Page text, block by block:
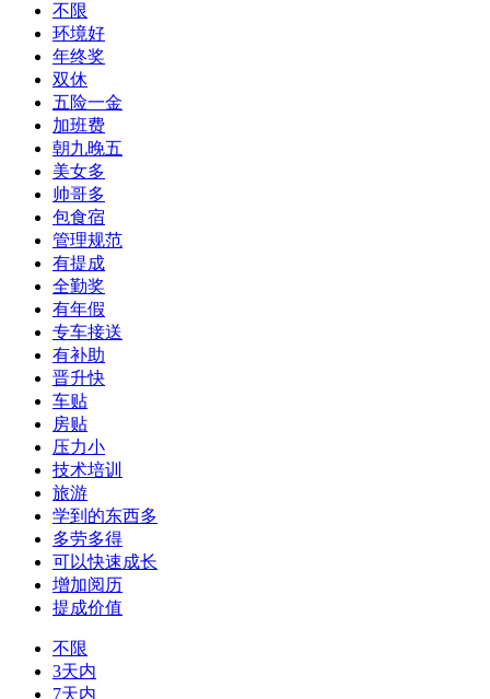
不限
环境好
年终奖
双休
五险一金
加班费
朝九晚五
美女多
帅哥多
包食宿
管理规范
有提成
全勤奖
有年假
专车接送
有补助
晋升快
车贴
房贴
压力小
技术培训
旅游
学到的东西多
多劳多得
可以快速成长
增加阅历
提成价值
不限
3天内
7天内